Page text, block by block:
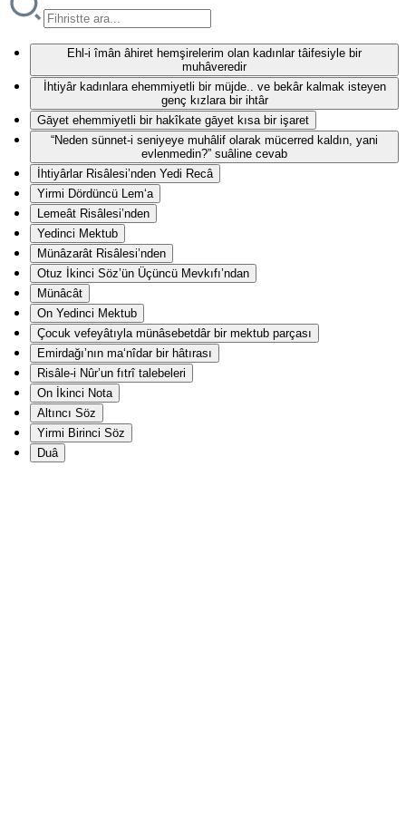
Ehl-i îmân âhiret hemşirelerim olan kadınlar tâifesiyle bir
muhâveredir
İhtiyâr kadınlara ehemmiyetli bir müjde.. ve bekâr kalmak isteyen
genç kızlara bir ihtâr
Gāyet ehemmiyetli bir hakîkate gāyet kısa bir işaret
“Neden sünnet-i seniyeye muhâlif olarak mücerred kaldın, yani
evlenmedin?” suâline cevab
İhtiyârlar Risâlesi’nden Yedi Recâ
Yirmi Dördüncü Lem‘a
Lemeât Risâlesi’nden
Yedinci Mektub
Münâzarât Risâlesi’nden
Otuz İkinci Söz’ün Üçüncü Mevkıfı’ndan
Münâcât
On Yedinci Mektub
Çocuk vefeyâtıyla münâsebetdâr bir mektub parçası
Emirdağı’nın ma‘nîdar bir hâtırası
Risâle-i Nûr’un fıtrî talebeleri
On İkinci Nota
Altıncı Söz
Yirmi Birinci Söz
Duâ